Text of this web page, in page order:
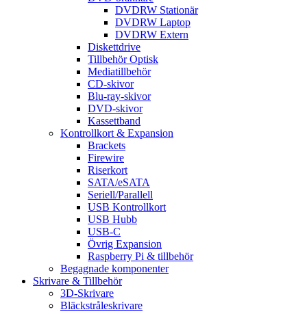
DVDRW Stationär
DVDRW Laptop
DVDRW Extern
Diskettdrive
Tillbehör Optisk
Mediatillbehör
CD-skivor
Blu-ray-skivor
DVD-skivor
Kassettband
Kontrollkort & Expansion
Brackets
Firewire
Riserkort
SATA/eSATA
Seriell/Parallell
USB Kontrollkort
USB Hubb
USB-C
Övrig Expansion
Raspberry Pi & tillbehör
Begagnade komponenter
Skrivare & Tillbehör
3D-Skrivare
Bläckstråleskrivare